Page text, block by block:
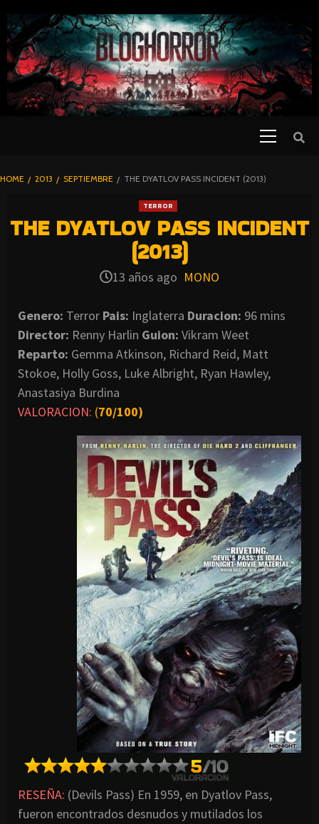
TO
CONTENT
BLOGHORROR
HOME 2013 SEPTIEMBRE THE DYATLOV PASS INCIDENT (2013)
TERROR
THE DYATLOV PASS INCIDENT
(2013)
13 años ago MONO
Genero: Terror Pais: Inglaterra Duracion: 96 mins
Director: Renny Harlin Guion: Vikram Weet
Reparto: Gemma Atkinson, Richard Reid, Matt
Stokoe, Holly Goss, Luke Albright, Ryan Hawley,
Anastasiya Burdina
VALORACION: (70/100)
RESEÑA: (Devils Pass) En 1959, en Dyatlov Pass,
fueron encontrados desnudos y mutilados los